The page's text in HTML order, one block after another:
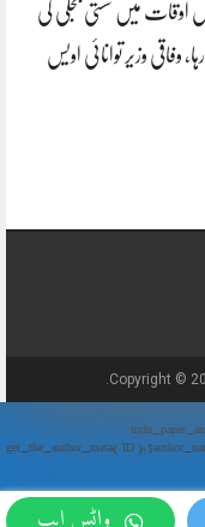
واٹس ایپ
اوقات میں سستی بجلی کی
وزیر توانائی اویس
Copyright ©
get_the_author_meta('ID');
';